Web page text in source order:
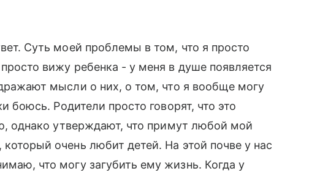
Суть моей проблемы в том, что я просто
вижу ребенка - у меня в душе появляется
мысли о них, о том, что я вообще могу
боюсь. Родители просто говорят, что это
однако утверждают, что примут любой мой
очень любит детей. На этой почве у нас
что могу загубить ему жизнь. Когда у